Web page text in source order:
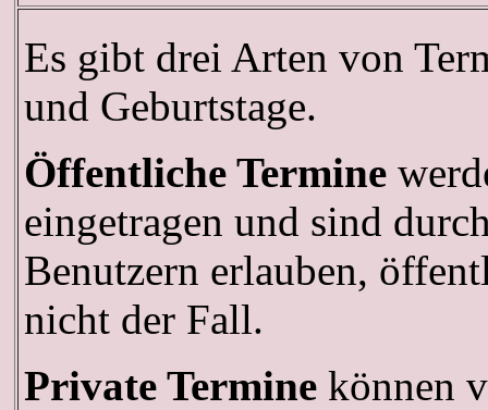
Es gibt drei Arten von
und Geburtstage.
Öffentliche Termine
eingetragen und sind
Benutzern erlauben,
nicht der Fall.
Private Termine können